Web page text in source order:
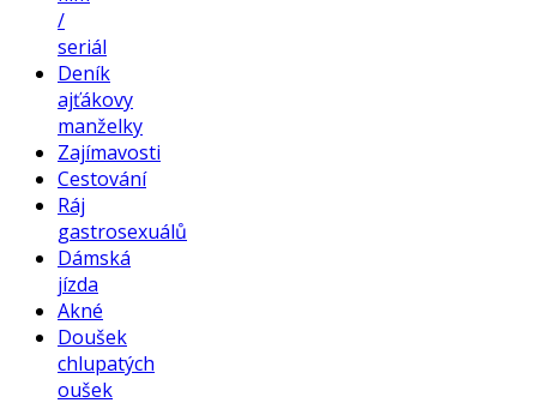
/
seriál
Deník
ajťákovy
manželky
Zajímavosti
Cestování
Ráj
gastrosexuálů
Dámská
jízda
Akné
Doušek
chlupatých
oušek